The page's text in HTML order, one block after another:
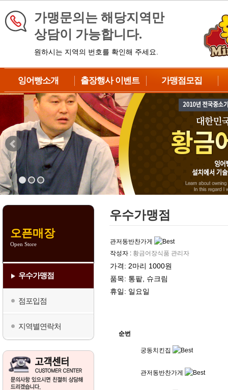
가맹문의는 해당지역만
상담이 가능합니다.
원하시는 지역의 번호를 확인해 주세요.
잉어빵소개
브랜드소개
제품소개
납품과정
제조방법
출장행사 이벤트
이벤트 신청
대형이벤트
중형이벤트
DIY이벤트
BIG이벤트
가맹점모집
가맹점종류
창업절차
수익성분석
자주하는질문
상담 및 예약
오픈매장
Open Store
우수가맹점
점포입점
지역별연락처
우수가맹점
관저동반찬가게
작성자 : 황금어장식품 관리자
가격: 2마리 1000원
품목: 통팥, 슈크림
휴일: 일요일
순번
궁동치킨집
관저동반찬가게